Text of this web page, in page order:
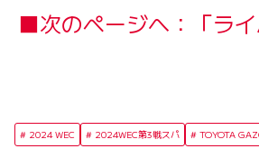
■次のページへ：「ラ
2024 WEC 2024WEC第3戦スパ TOYOTA